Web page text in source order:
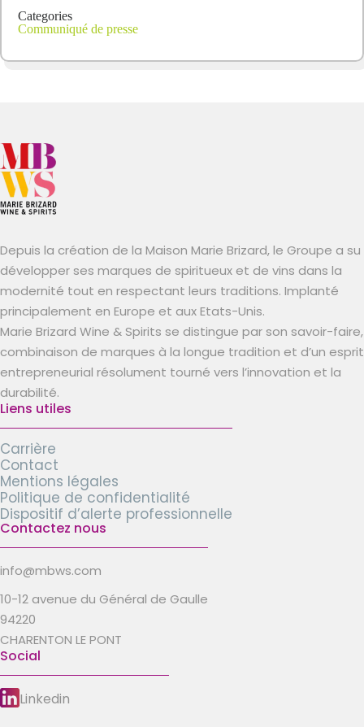
Categories
Communiqué de presse
Depuis la création de la Maison Marie Brizard, le Groupe a su
développer ses marques de spiritueux et de vins dans la
modernité tout en respectant leurs traditions. Implanté
principalement en Europe et aux Etats-Unis.
Marie Brizard Wine & Spirits se distingue par son savoir-faire,
combinaison de marques à la longue tradition et d’un esprit
entrepreneurial résolument tourné vers l’innovation et la
durabilité.
Liens utiles
Carrière
Contact
Mentions légales
Politique de confidentialité
Dispositif d’alerte professionnelle
Contactez nous
info@mbws.com
10-12 avenue du Général de Gaulle
94220
CHARENTON LE PONT
Social
Linkedin